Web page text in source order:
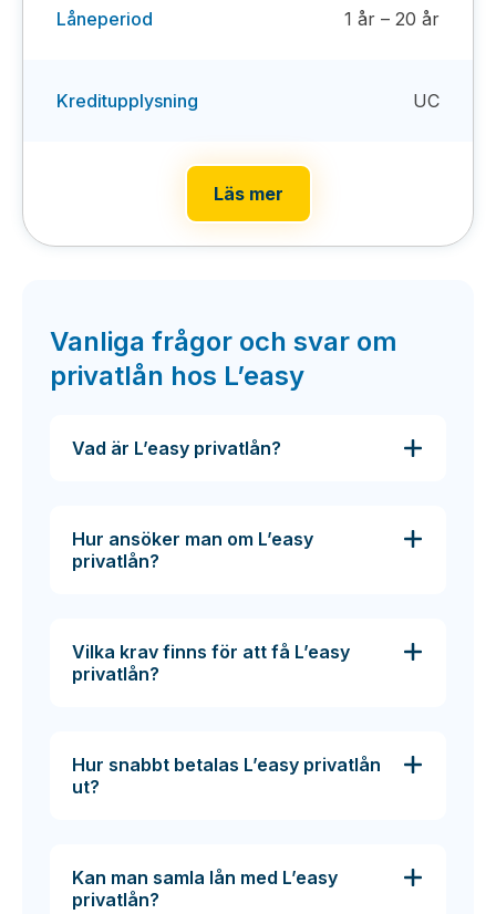
Låneperiod 1 år – 20 år
Kreditupplysning UC
Läs mer
Vanliga frågor och svar om
privatlån hos L’easy
Vad är L’easy privatlån?
Hur ansöker man om L’easy
privatlån?
Vilka krav finns för att få L’easy
privatlån?
Hur snabbt betalas L’easy privatlån
ut?
Kan man samla lån med L’easy
privatlån?